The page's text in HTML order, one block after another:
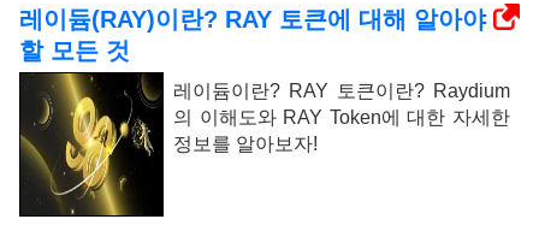
레이듐(RAY)이란? RAY 토큰에 대해 알아야
할 모든 것
레이듐이란? RAY 토큰이란? Raydium
의 이해도와 RAY Token에 대한 자세한
정보를 알아보자!